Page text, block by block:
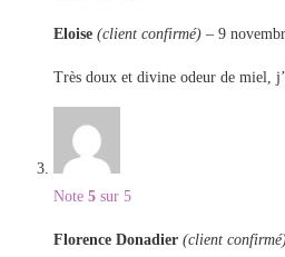
Eloise (client confirmé) – 9
Très doux et divine odeur de miel,
Note 5 sur 5
Florence Donadier (client